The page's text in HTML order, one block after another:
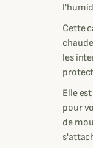
Cette
les
Elle
pour
de